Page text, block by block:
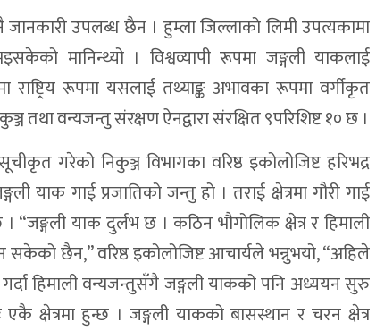
उपलब्ध छैन । हुम्ला जिल्लाको लिमी उपत्यकामा
मानिन्थ्यो । विश्वव्यापी रूपमा जङ्गली याकलाई
रूपमा यसलाई तथ्याङ्क अभावका रूपमा वर्गीकृत
तथा वन्यजन्तु संरक्षण ऐनद्वारा संरक्षित ९परिशिष्ट १० छ ।
गरेको निकुञ्ज विभागका वरिष्ठ इकोलोजिष्ट हरिभद्र
याक गाई प्रजातिको जन्तु हो । तराई क्षेत्रमा गौरी गाई
“जङ्गली याक दुर्लभ छ । कठिन भौगोलिक क्षेत्र र हिमाली
छैन,” वरिष्ठ इकोलोजिष्ट आचार्यले भन्नुभयो, “अहिले
हिमाली वन्यजन्तुसँगै जङ्गली याकको पनि अध्ययन सुरु
क्षेत्रमा हुन्छ । जङ्गली याकको बासस्थान र चरन क्षेत्र